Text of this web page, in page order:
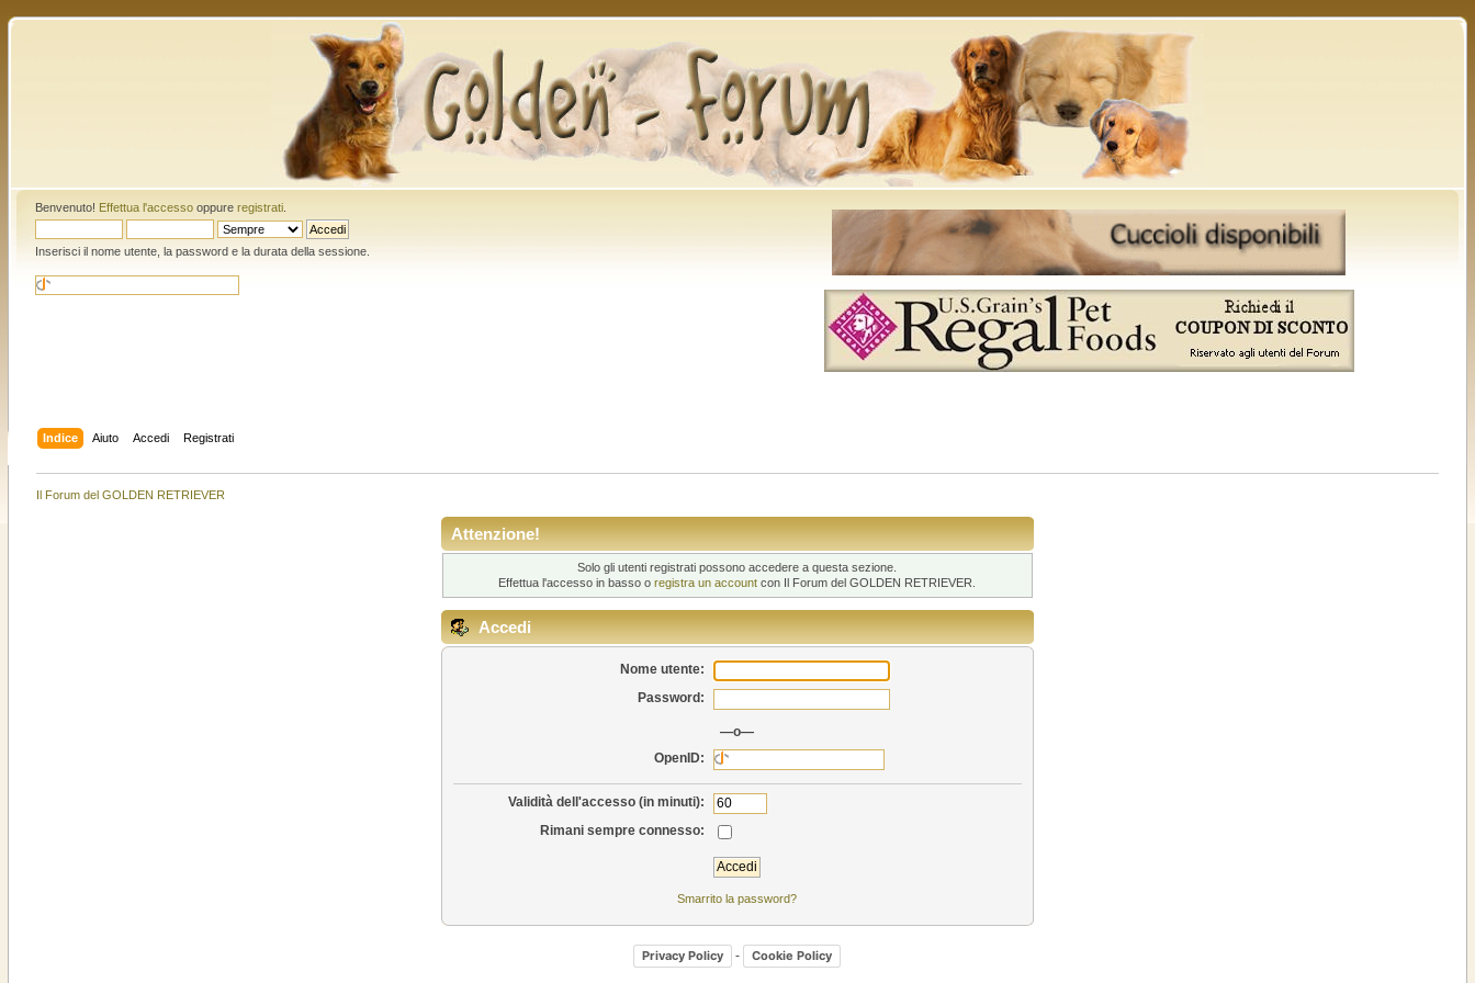
Benvenuto! Effettua l'accessooppure registrati.
Inserisci il nome utente, la password e la durata della sessione.
Indice Aiuto Accedi Registrati
Il Forum del GOLDEN RETRIEVER
Attenzione!
Solo gli utenti registrati possono accedere a questa sezione.
Effettua l'accesso in basso oregistra un account con Il Forum del GOLDEN RETRIEVER.
Accedi
Nome utente:
Password:
—o—
OpenID:
Validità dell'accesso (in minuti):
Rimani sempre connesso:
Smarrito la password?
Privacy Policy - Cookie Policy